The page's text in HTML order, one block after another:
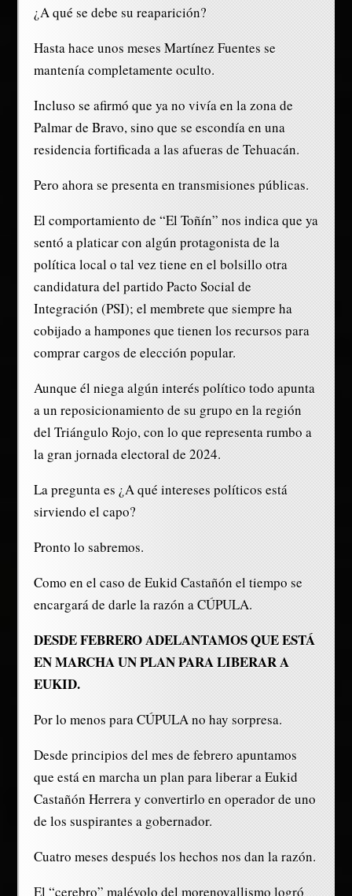
¿A qué se debe su reaparición?
Hasta hace unos meses Martínez Fuentes se
mantenía completamente oculto.
Incluso se afirmó que ya no vivía en la zona de
Palmar de Bravo, sino que se escondía en una
residencia fortificada a las afueras de Tehuacán.
Pero ahora se presenta en transmisiones públicas.
El comportamiento de “El Toñín” nos indica que ya
sentó a platicar con algún protagonista de la
política local o tal vez tiene en el bolsillo otra
candidatura del partido Pacto Social de
Integración (PSI); el membrete que siempre ha
cobijado a hampones que tienen los recursos para
comprar cargos de elección popular.
Aunque él niega algún interés político todo apunta
a un reposicionamiento de su grupo en la región
del Triángulo Rojo, con lo que representa rumbo a
la gran jornada electoral de 2024.
La pregunta es ¿A qué intereses políticos está
sirviendo el capo?
Pronto lo sabremos.
Como en el caso de Eukid Castañón el tiempo se
encargará de darle la razón a CÚPULA.
DESDE FEBRERO ADELANTAMOS QUE ESTÁ
EN MARCHA UN PLAN PARA LIBERAR A
EUKID.
Por lo menos para CÚPULA no hay sorpresa.
Desde principios del mes de febrero apuntamos
que está en marcha un plan para liberar a Eukid
Castañón Herrera y convertirlo en operador de uno
de los suspirantes a gobernador.
Cuatro meses después los hechos nos dan la razón.
El “cerebro” malévolo del morenovallismo logró